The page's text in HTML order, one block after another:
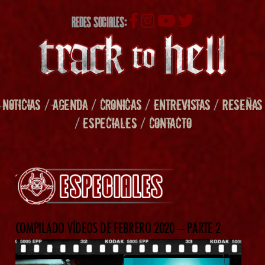
REDES SOCIALES:
NOTICIAS /AGENDA/ CRONICAS/ENTREVISTAS/RESEÑAS
/ESPECIALES/ CONTACTO
COMPILADO VÍDEOS DE FEBRERO 2020 – PARTE 2